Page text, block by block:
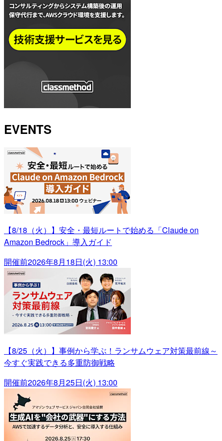
EVENTS
【8/18（火）】安全・最短ルートで始める「Claude on
Amazon Bedrock」導入ガイド
開催前2026年8月18日(火) 13:00
【8/25（火）】事例から学ぶ！ランサムウェア対策最前線～
今すぐ実践できる多重防御戦略
開催前2026年8月25日(火) 13:00